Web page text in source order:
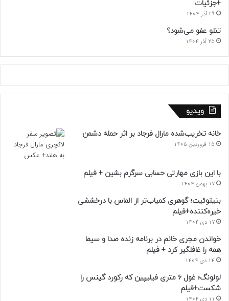
+جزئیات
29 آذر 1404
تتلو عفو می‌شود؟
25 آذر 1404
ویدیو
خانه تخریب‌شده مارال فرجاد بر اثر حمله دشمن
15 فروردین 1405
با این بازی مهارتی حسابی سرگرم بشین + فیلم
17 بهمن 1404
بنیتوئیت؛ گوهری کمیاب‌تر از الماس با درخششی
خیره‌کننده+فیلم
17 دی 1404
خواندن مجری خانم در برنامه زنده صدا و سیما
همه را غافلگیر کرد + فیلم
14 دی 1404
لولونگ؛ غول ۶ متری فیلیپین که رکورد گینس را
شکست+فیلم
11 دی 1404